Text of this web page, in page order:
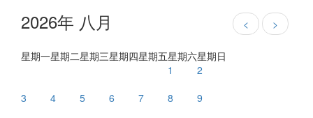
2026年 八月
< >
星期一星期二星期三星期四星期五星期六星期日
1
2
3
4 5 6 7 8
9